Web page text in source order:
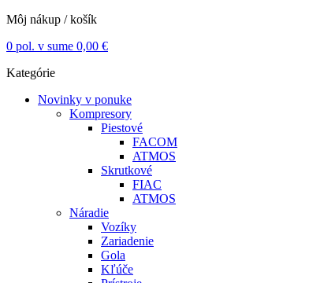
Môj nákup / košík
0 pol. v sume 0,00 €
Kategórie
Novinky v ponuke
Kompresory
Piestové
FACOM
ATMOS
Skrutkové
FIAC
ATMOS
Náradie
Vozíky
Zariadenie
Gola
Kľúče